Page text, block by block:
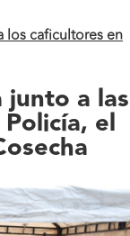
los caficultores en
junto a las
el